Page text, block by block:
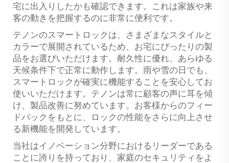
宅に出入りしたかも確認できます。これは家族や来
客の動きを把握するのに非常に便利です。
テノンのスマートロックは、さまざまなスタイルと
カラーで展開されているため、お宅にぴったりの製
品をお選びいただけます。耐久性に優れ、あらゆる
天候条件下で正常に動作します。雨や雪の日でも、
スマートロックが確実に機能することを安心してお
使いいただけます。テノンは常に顧客の声に耳を傾
け、製品改善に努めています。お客様からのフィー
ドバックをもとに、ロックの性能をさらに向上させ
る新機能を開発しています。
当社はイノベーション分野におけるリーダーである
ことに誇りを持っており、家庭のセキュリティをよ